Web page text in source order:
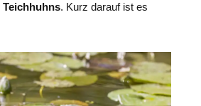
Teichhuhns. Kurz darauf ist es